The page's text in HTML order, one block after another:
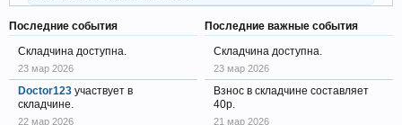
Последние события
Складчина доступна.
23 мар 2026
Doctor123 участвует в
складчине.
22 мар 2026
Последние важные события
Складчина доступна.
23 мар 2026
Взнос в складчине составляет
40р.
21 мар 2026